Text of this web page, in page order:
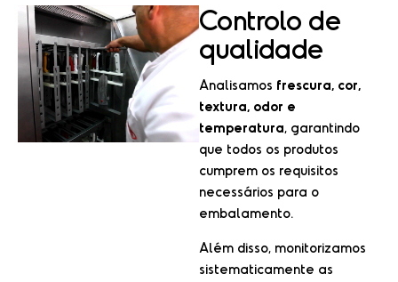
Controlo de
qualidade
Analisamos frescura, cor,
textura, odor e
temperatura, garantindo
que todos os produtos
cumprem os requisitos
necessários para o
embalamento.
Além disso, monitorizamos
sistematicamente as